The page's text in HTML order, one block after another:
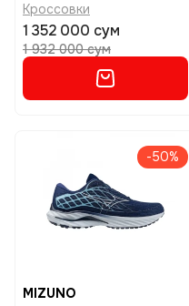
Кроссовки
1 352 000 сум
1 932 000 сум
-50%
MIZUNO